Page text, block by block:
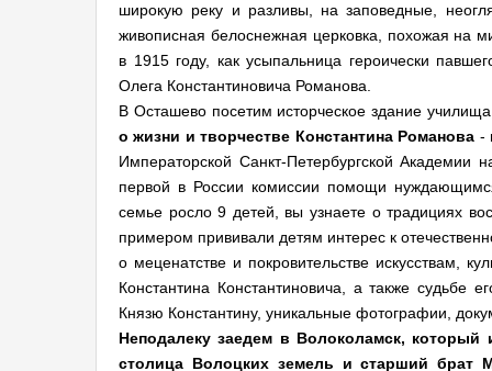
широкую реку и разливы, на заповедные,
живописная белоснежная церковка, похожая на
в 1915 году, как усыпальница героически
Олега Константиновича Романова.
В Осташево посетим исторческое здание
о жизни и творчестве Константина Романова -
Императорской Санкт-Петербургской Академии
первой в России комиссии помощи
семье росло 9 детей, вы узнаете о традициях
примером прививали детям интерес к
о меценатстве и покровительстве искусствам,
Константина Константиновича, а также судьбе
Князю Константину, уникальные фотографии,
Неподалеку заедем в Волоколамск,
столица Волоцких земель и старший брат